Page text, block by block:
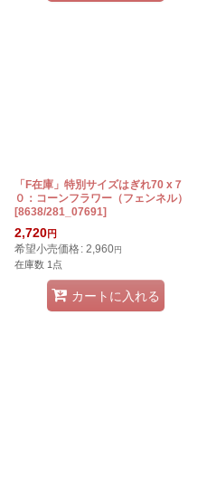
「F在庫」特別サイズはぎれ70 x７
０：コーンフラワー（フェンネル）
[8638/281_07691]
2,720円
希望小売価格: 2,960円
在庫数 1点
カートに入れる